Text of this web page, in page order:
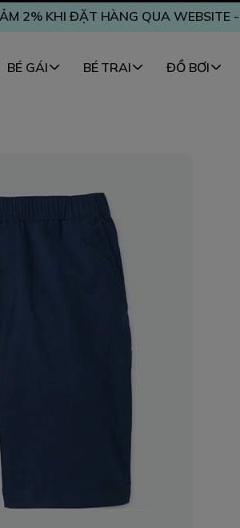
2% KHI ĐẶT HÀNG QUA WEBSITE
BÉ GÁI BÉ TRAI ĐỒ BƠI